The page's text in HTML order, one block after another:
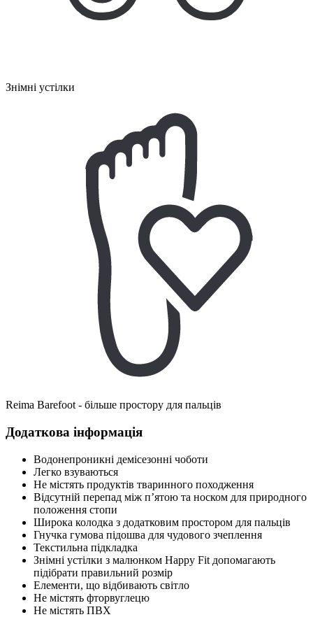
Знімні устілки
Reima Barefoot - більше простору для пальців
Додаткова інформація
Водонепроникні демісезонні чоботи
Легко взуваються
Не містять продуктів тваринного походження
Відсутній перепад між п’ятою та носком для природного
положення стопи
Широка колодка з додатковим простором для пальців
Гнучка гумова підошва для чудового зчеплення
Текстильна підкладка
Знімні устілки з малюнком Happy Fit допомагають
підібрати правильний розмір
Елементи, що відбивають світло
Не містять фторвуглецю
Не містять ПВХ